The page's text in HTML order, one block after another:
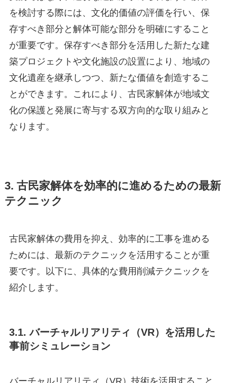
を検討する際には、文化的価値の評価を行い、保
存すべき部分と解体可能な部分を明確にすること
が重要です。保存すべき部分を活用した新たな建
築プロジェクトや文化施設の設置により、地域の
文化遺産を継承しつつ、新たな価値を創造するこ
とができます。これにより、古民家解体が地域文
化の保護と発展に寄与する双方向的な取り組みと
なります。
3. 古民家解体を効率的に進めるための最新
テクニック
古民家解体の費用を抑え、効率的に工事を進める
ためには、最新のテクニックを活用することが重
要です。以下に、具体的な費用削減テクニックを
紹介します。
3.1. バーチャルリアリティ（VR）を活用した
事前シミュレーション